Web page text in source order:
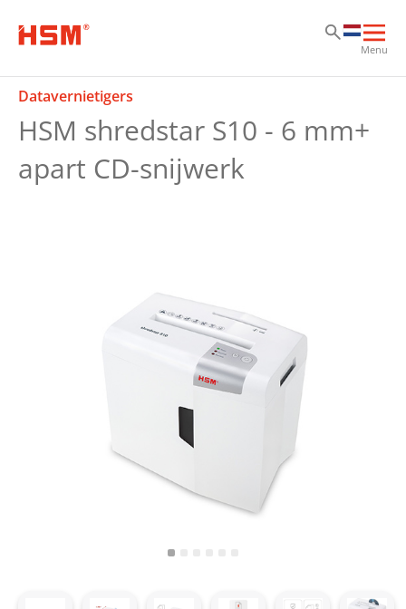
Menu
Datavernietigers
HSM shredstar S10 - 6 mm+
apart CD-snijwerk